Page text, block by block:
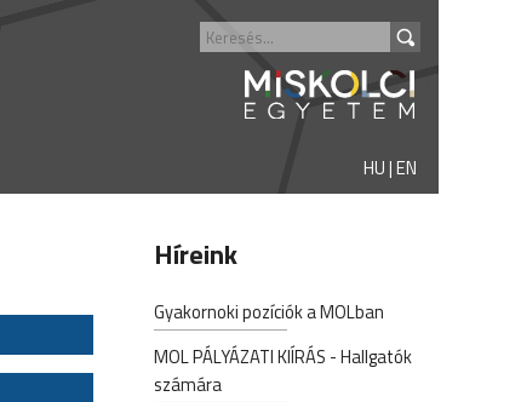
HU|EN
Híreink
Gyakornoki pozíciók a MOLban
MOL PÁLYÁZATI KIÍRÁS - Hallgatók
számára